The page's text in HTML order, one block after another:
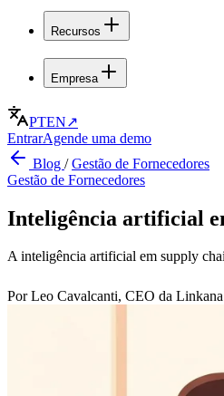
Recursos
Empresa
PTEN↗
EntrarAgende uma demo
Blog /Gestão de Fornecedores
Gestão de Fornecedores
Inteligência artificial
A inteligência artificial em supply
Por Leo Cavalcanti, CEO da Linkana